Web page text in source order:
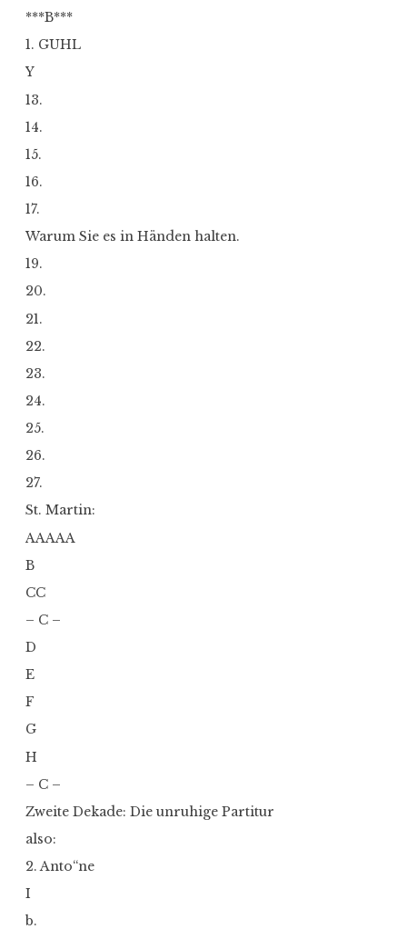
***B***
1. GUHL
Y
13.
14.
15.
16.
17.
Warum Sie es in Händen halten.
19.
20.
21.
22.
23.
24.
25.
26.
27.
St. Martin:
AAAAA
B
CC
– C –
D
E
F
G
H
– C –
Zweite Dekade: Die unruhige Partitur
also:
2. Anto“ne
I
b.